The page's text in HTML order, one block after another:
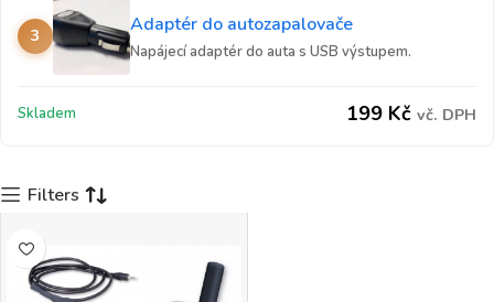
3 Adaptér do autozapalovače
Napájecí adaptér do auta s USB výstupem.
Skladem 199 Kč vč. DPH
Filters